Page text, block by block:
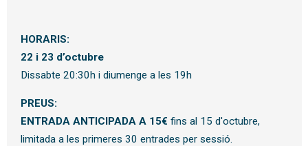
HORARIS:
22 i 23 d’octubre
Dissabte 20:30h i diumenge a les 19h
PREUS:
ENTRADA ANTICIPADA A 15€ fins al 15 d'octubre,
limitada a les primeres 30 entrades per sessió.